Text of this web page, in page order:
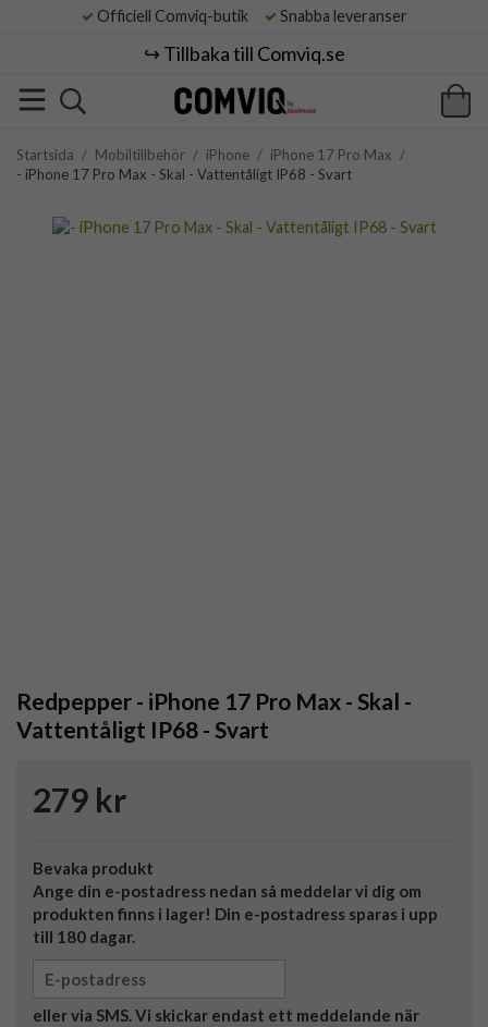
Officiell Comviq-butik Snabba leveranser
↪️ Tillbaka till Comviq.se
Startsida / Mobiltillbehör / iPhone / iPhone 17 Pro Max /
- iPhone 17 Pro Max - Skal - Vattentåligt IP68 - Svart
Redpepper - iPhone 17 Pro Max - Skal -
Vattentåligt IP68 - Svart
279 kr
Bevaka produkt
Ange din e-postadress nedan så meddelar vi dig om
produkten finns i lager! Din e-postadress sparas i upp
till 180 dagar.
eller via SMS. Vi skickar endast ett meddelande när